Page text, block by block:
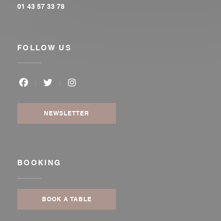
01 43 57 33 78
FOLLOW US
NEWSLETTER
BOOKING
BOOK A TABLE